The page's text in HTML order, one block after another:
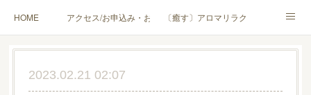
HOME アクセス/お申込み・お問合せ〔癒す〕アロマリラクゼーション
〔学ぶ〕AEAJ資格対応コース〔学ぶ〕トリートメント実技講座／介護アロマ講座
2023.02.21 02:07